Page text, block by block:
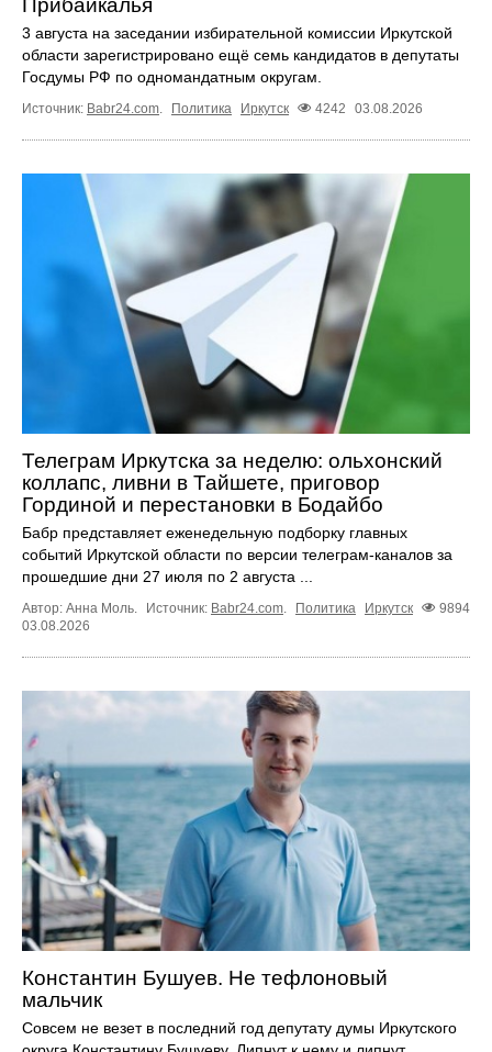
Прибайкалья
3 августа на заседании избирательной комиссии Иркутской
области зарегистрировано ещё семь кандидатов в депутаты
Госдумы РФ по одномандатным округам.
Источник: Babr24.com. Политика Иркутск 4242 03.08.2026
Телеграм Иркутска за неделю: ольхонский
коллапс, ливни в Тайшете, приговор
Гординой и перестановки в Бодайбо
Бабр представляет еженедельную подборку главных
событий Иркутской области по версии телеграм-каналов за
прошедшие дни 27 июля по 2 августа ...
Автор: Анна Моль. Источник: Babr24.com. Политика Иркутск
9894
03.08.2026
Константин Бушуев. Не тефлоновый
мальчик
Совсем не везет в последний год депутату думы Иркутского